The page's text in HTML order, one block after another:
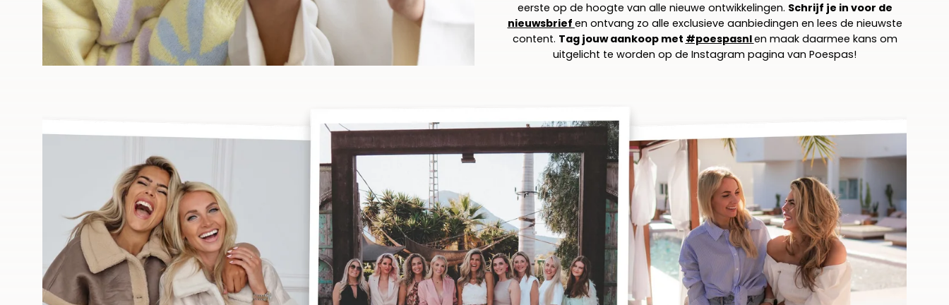
eerste op de hoogte van alle nieuwe ontwikkelingen. Schrijf je in voor de
nieuwsbrief en ontvang zo alle exclusieve aanbiedingen en lees de nieuwste
content. Tag jouw aankoop met #poespasnlen maak daarmee kans om
uitgelicht te worden op de Instagram pagina van Poespas!